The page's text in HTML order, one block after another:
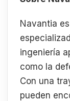
Navantia
ingeniería
como la
Con una
pueden